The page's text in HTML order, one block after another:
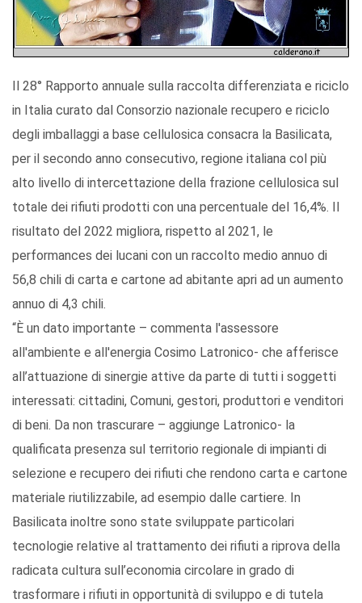
Il 28° Rapporto annuale sulla raccolta differenziata e riciclo
in Italia curato dal Consorzio nazionale recupero e riciclo
degli imballaggi a base cellulosica consacra la Basilicata,
per il secondo anno consecutivo, regione italiana col più
alto livello di intercettazione della frazione cellulosica sul
totale dei rifiuti prodotti con una percentuale del 16,4%. Il
risultato del 2022 migliora, rispetto al 2021, le
performances dei lucani con un raccolto medio annuo di
56,8 chili di carta e cartone ad abitante apri ad un aumento
annuo di 4,3 chili.
“È un dato importante – commenta l'assessore
all'ambiente e all'energia Cosimo Latronico- che afferisce
all’attuazione di sinergie attive da parte di tutti i soggetti
interessati: cittadini, Comuni, gestori, produttori e venditori
di beni. Da non trascurare – aggiunge Latronico- la
qualificata presenza sul territorio regionale di impianti di
selezione e recupero dei rifiuti che rendono carta e cartone
materiale riutilizzabile, ad esempio dalle cartiere. In
Basilicata inoltre sono state sviluppate particolari
tecnologie relative al trattamento dei rifiuti a riprova della
radicata cultura sull’economia circolare in grado di
trasformare i rifiuti in opportunità di sviluppo e di tutela